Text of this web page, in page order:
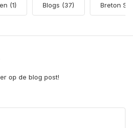
(1) Blogs (37) Breton
op de blog post!